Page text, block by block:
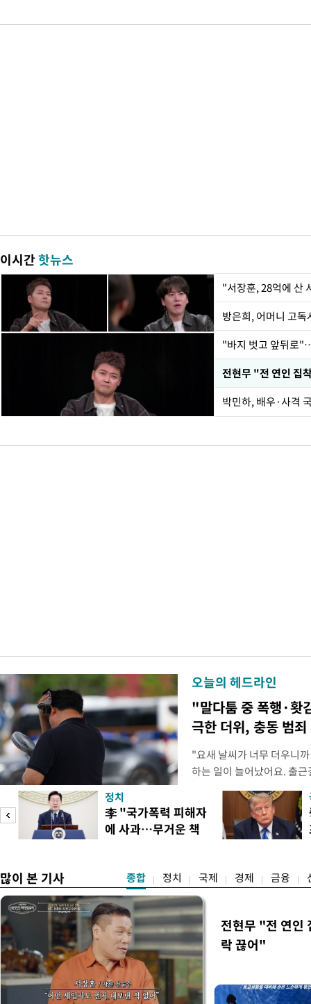
이시간핫뉴스
"서장훈, 28억에 산
방은희, 어머니 고
"바지 벗고 앞뒤로
박민하, 배우·사격
오늘의 헤드라인
"말다툼 중 폭행·홧
극한 더위, 충동 범
"요새 날씨가 너무 더우니
하는 일이 늘어났어요. 출
거나, 누가 길을 막고 서
(40대 직장인 A씨) 유례없
에도 쉽게 짜증을 내거나
있다. 높은 기온과 습도가
정치
李 "국가폭력 피해자
에 사과…무거운 책
많이 본 기사 종합 정치 국제 경제 금융
전현무 "전 연인
락 끊어"